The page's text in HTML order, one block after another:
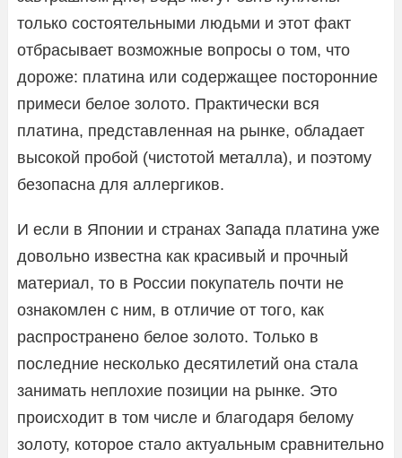
только состоятельными людьми и этот факт
отбрасывает возможные вопросы о том, что
дороже: платина или содержащее посторонние
примеси белое золото. Практически вся
платина, представленная на рынке, обладает
высокой пробой (чистотой металла), и поэтому
безопасна для аллергиков.
И если в Японии и странах Запада платина уже
довольно известна как красивый и прочный
материал, то в России покупатель почти не
ознакомлен с ним, в отличие от того, как
распространено белое золото. Только в
последние несколько десятилетий она стала
занимать неплохие позиции на рынке. Это
происходит в том числе и благодаря белому
золоту, которое стало актуальным сравнительно